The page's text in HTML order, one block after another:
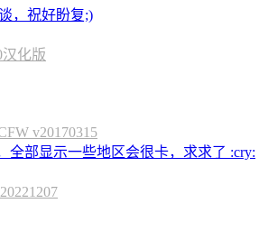
，祝好盼复;)
化版
v20170315
全部显示一些地区会很卡，求求了 :cry: